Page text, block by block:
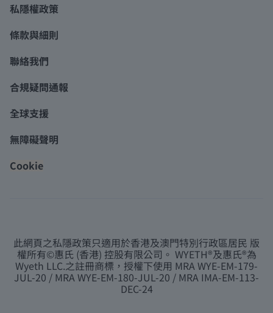
私隱權政策
條款與細則
聯絡我們
合規疑問通報
全球支援
無障礙聲明
Cookie
此網頁之私隱政策只適用於香港及澳門特別行政區居民 版
權所有©惠氏 (香港) 控股有限公司。 WYETH®及惠氏®為
Wyeth LLC.之註冊商標，授權下使用 MRA WYE-EM-179-
JUL-20 / MRA WYE-EM-180-JUL-20 / MRA IMA-EM-113-
DEC-24